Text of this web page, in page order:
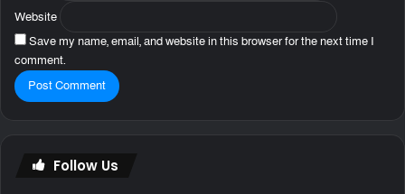
Website
Save my name, email, and website in this browser for the next time I
comment.
Follow Us